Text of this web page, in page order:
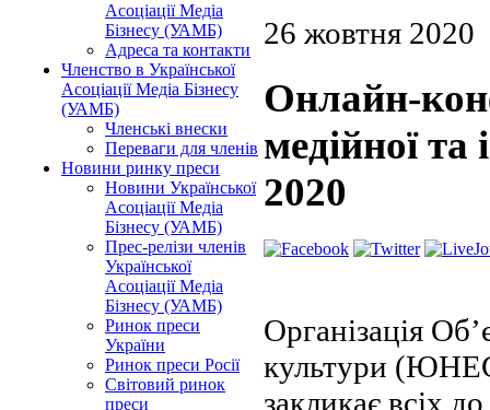
Асоціації Медіа
Бізнесу (УАМБ)
Адреса та контакти
Членство в Української
Асоціації Медіа Бізнесу
(УАМБ)
Членські внески
Переваги для членів
Новини ринку преси
Новини Української
Асоціації Медіа
Бізнесу (УАМБ)
Прес-релізи членів
Української
Асоціації Медіа
Бізнесу (УАМБ)
Ринок преси
України
Ринок преси Росії
Світовий ринок
преси
26 жовтня 2020
Онлайн-
медійної та
2020
Організація
культури
закликає всіх